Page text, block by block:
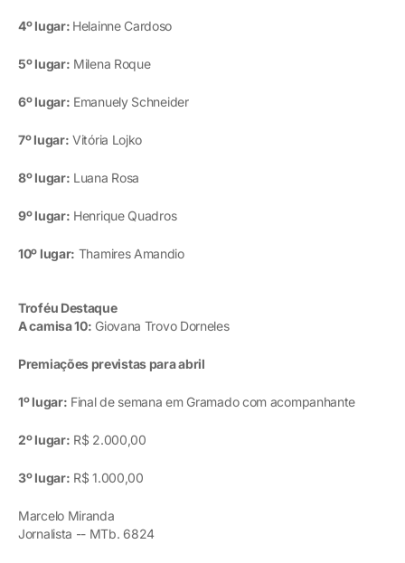
4º lugar: Helainne Cardoso
5º lugar: Milena Roque
6º lugar: Emanuely Schneider
7º lugar: Vitória Lojko
8º lugar: Luana Rosa
9º lugar: Henrique Quadros
10º lugar: Thamires Amandio
Troféu Destaque
A camisa 10: Giovana Trovo Dorneles
Premiações previstas para abril
1º lugar: Final de semana em Gramado com acompanhante
2º lugar: R$ 2.000,00
3º lugar: R$ 1.000,00
Marcelo Miranda
Jornalista -- MTb. 6824